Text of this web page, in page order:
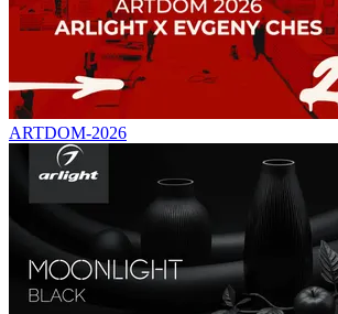
ARTDOM-2026